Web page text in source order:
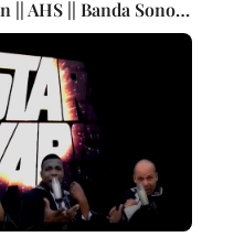
|| AHS || Banda Sonora
y Tan Cerca¨ ||
|| CUBA